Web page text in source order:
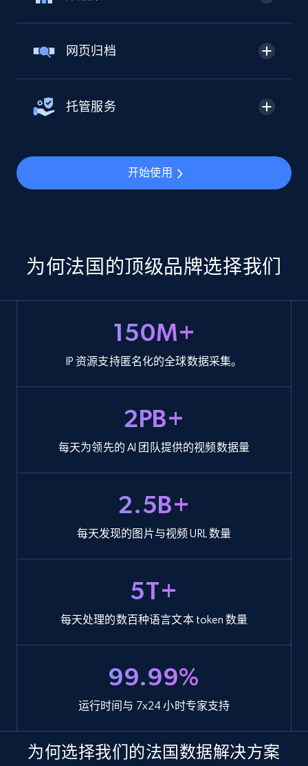
网页归档
托管服务
开始使用
为何法国的顶级品牌选择我们
150M+
IP 资源支持匿名化的全球数据采集。
2PB+
每天为领先的 AI 团队提供的视频数据量
2.5B+
每天发现的图片与视频 URL 数量
5T+
每天处理的数百种语言文本 token 数量
99.99%
运行时间与 7x24 小时专家支持
为何选择我们的法国数据解决方案